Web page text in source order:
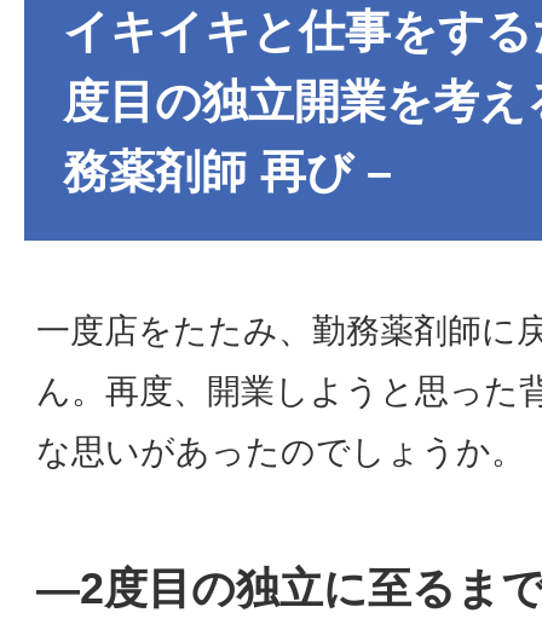
イキイキと仕事をす
度目の独立開業を考え
務薬剤師 再び –
一度店をたたみ、勤務薬剤師に
ん。再度、開業しようと思った
な思いがあったのでしょうか。
―2度目の独立に至るま